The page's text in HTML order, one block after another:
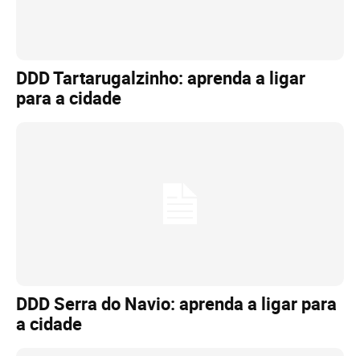
DDD Tartarugalzinho: aprenda a ligar
para a cidade
DDD Serra do Navio: aprenda a ligar para
a cidade